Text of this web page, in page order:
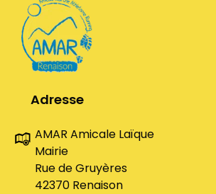
Adresse
AMAR Amicale Laïque
Mairie
Rue de Gruyères
42370 Renaison